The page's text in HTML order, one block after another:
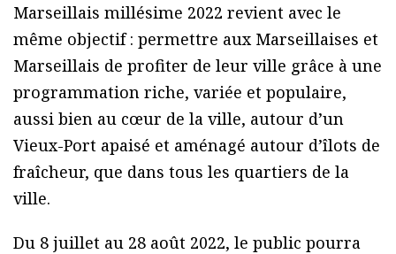
Marseillais millésime 2022 revient avec le
même objectif : permettre aux Marseillaises et
Marseillais de profiter de leur ville grâce à une
programmation riche, variée et populaire,
aussi bien au cœur de la ville, autour d’un
Vieux-Port apaisé et aménagé autour d’îlots de
fraîcheur, que dans tous les quartiers de la
ville.
Du 8 juillet au 28 août 2022, le public pourra